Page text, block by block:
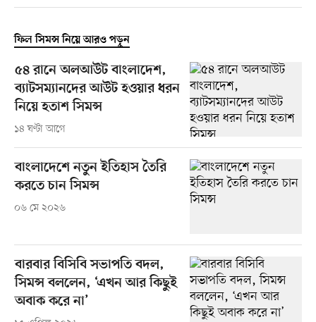
ফিল সিমন্স নিয়ে আরও পড়ুন
৫৪ রানে অলআউট বাংলাদেশ,
ব্যাটসম্যানদের আউট হওয়ার ধরন
নিয়ে হতাশ সিমন্স
১৪ ঘণ্টা আগে
বাংলাদেশে নতুন ইতিহাস তৈরি
করতে চান সিমন্স
০৬ মে ২০২৬
বারবার বিসিবি সভাপতি বদল,
সিমন্স বললেন, ‘এখন আর কিছুই
অবাক করে না’